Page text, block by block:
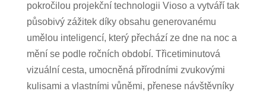
pokročilou projekční technologii Vioso a vytváří tak
působivý zážitek díky obsahu generovanému
umělou inteligencí, který přechází ze dne na noc a
mění se podle ročních období. Třicetiminutová
vizuální cesta, umocněná přírodními zvukovými
kulisami a vlastními vůněmi, přenese návštěvníky